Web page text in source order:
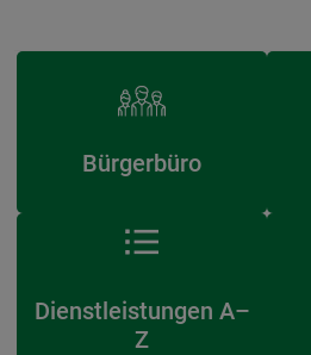
Bürgerbüro
Dienstleistungen A–
Z